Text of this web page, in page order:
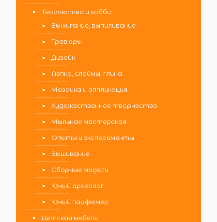
Творчество и хобби
Выжигание, выпиливание
Гравюры
Дизайн
Лепка, слаймы, глина
Мозаика и аппликация
Художественное творчество
Мыльная мастерская
Опыты и эксперименты
Вышивание
Сборные модели
Юный археолог
Юный парфюмер
Детская мебель